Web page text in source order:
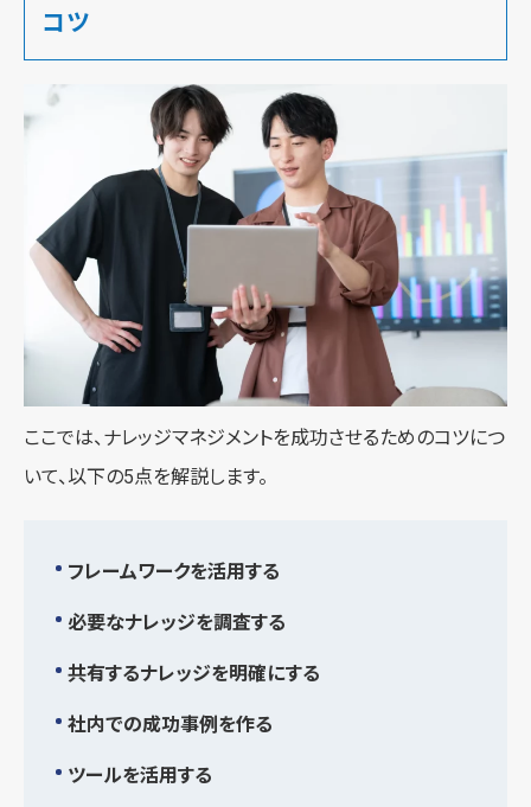
コツ
ここでは、ナレッジマネジメントを成功させるためのコツにつ
いて、以下の5点を解説します。
フレームワークを活用する
必要なナレッジを調査する
共有するナレッジを明確にする
社内での成功事例を作る
ツールを活用する